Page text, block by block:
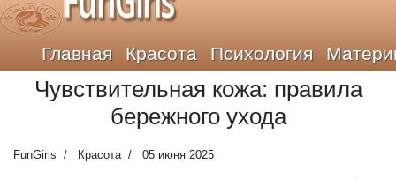
Главная Красота Психология
Чувствительная кожа: правила
бережного ухода
FunGirls Красота 05 июня 2025